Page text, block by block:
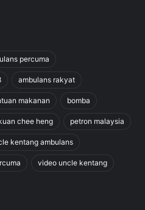
percuma
ambulans rakyat
makanan bomba
chee heng petron malaysia
kentang ambulans
video uncle kentang